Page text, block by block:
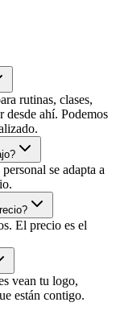
rutinas, clases,
ahí. Podemos
se adapta a
El precio es el
vean tu logo,
están contigo.